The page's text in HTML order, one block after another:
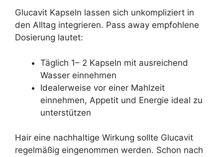
Glucavit Kapseln lassen sich unkompliziert in
den Alltag integrieren. Pass away empfohlene
Dosierung lautet:
Täglich 1– 2 Kapseln mit ausreichend
Wasser einnehmen
Idealerweise vor einer Mahlzeit
einnehmen, Appetit und Energie ideal zu
unterstützen
Hair eine nachhaltige Wirkung sollte Glucavit
regelmäßig eingenommen werden. Schon nach